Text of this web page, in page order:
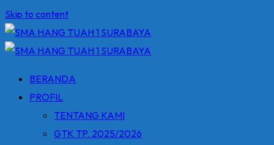
Skip to content
BERANDA
PROFIL
TENTANG KAMI
GTK TP. 2025/2026